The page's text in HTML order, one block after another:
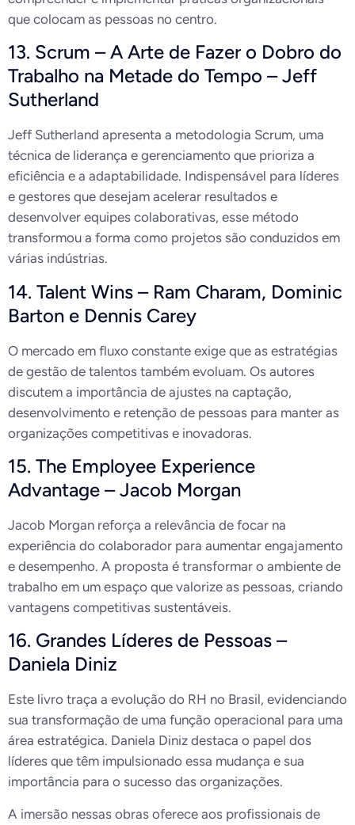
que colocam as pessoas no centro.
13. Scrum – A Arte de Fazer o Dobro do
Trabalho na Metade do Tempo – Jeff
Sutherland
Jeff Sutherland apresenta a metodologia Scrum, uma
técnica de liderança e gerenciamento que prioriza a
eficiência e a adaptabilidade. Indispensável para líderes
e gestores que desejam acelerar resultados e
desenvolver equipes colaborativas, esse método
transformou a forma como projetos são conduzidos em
várias indústrias.
14. Talent Wins – Ram Charam, Dominic
Barton e Dennis Carey
O mercado em fluxo constante exige que as estratégias
de gestão de talentos também evoluam. Os autores
discutem a importância de ajustes na captação,
desenvolvimento e retenção de pessoas para manter as
organizações competitivas e inovadoras.
15. The Employee Experience
Advantage – Jacob Morgan
Jacob Morgan reforça a relevância de focar na
experiência do colaborador para aumentar engajamento
e desempenho. A proposta é transformar o ambiente de
trabalho em um espaço que valorize as pessoas, criando
vantagens competitivas sustentáveis.
16. Grandes Líderes de Pessoas –
Daniela Diniz
Este livro traça a evolução do RH no Brasil, evidenciando
sua transformação de uma função operacional para uma
área estratégica. Daniela Diniz destaca o papel dos
líderes que têm impulsionado essa mudança e sua
importância para o sucesso das organizações.
A imersão nessas obras oferece aos profissionais de